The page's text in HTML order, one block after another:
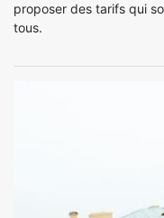
proposer des tarifs qui
tous.